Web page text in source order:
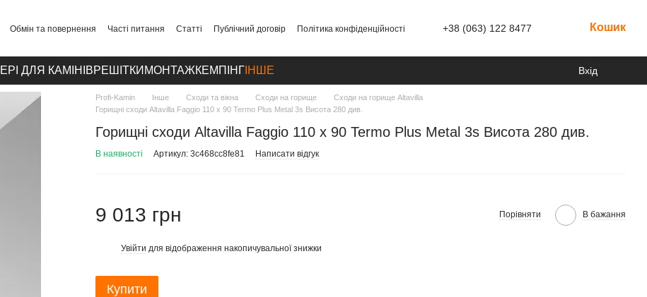
Обмін та повернення Часті питання Статті Публічний договір
Політика конфіденційності
+38 (063) 122 8477 Кошик
ДЛЯ КАМІНІВРЕШІТКИ МОНТАЖКЕМПІНГ ІНШЕ Вхід
Profi-Kamin Інше Сходи та вікна Сходи на горище
Сходи на горище Altavilla
Горищні сходи Altavilla Faggio 110 х 90 Termo Plus Metal 3s Висота 280 див.
Горищні сходи Altavilla Faggio 110 х 90 Termo Plus Metal 3s Висота 280 див.
В наявності Артикул: 3c468cc8fe81 Написати відгук
9 013 грн Порівняти В бажання
Увійти для відображення накопичувальної знижки
Купити